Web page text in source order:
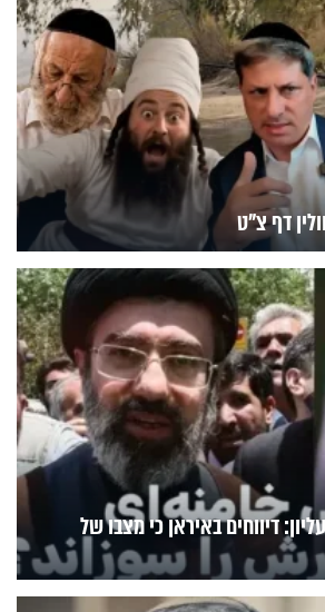
דף צ"ט
דיווחים באיראן כי מצבו של